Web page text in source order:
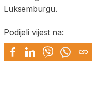
Luksemburgu.
Podijeli vijest na: